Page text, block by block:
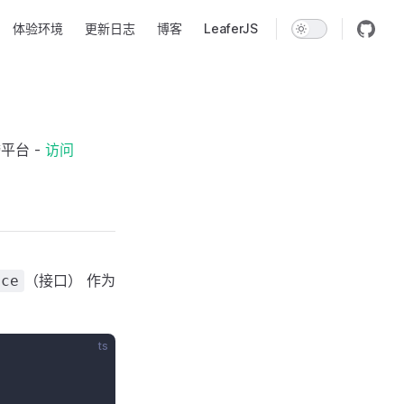
体验环境 更新日志 博客 LeaferJS
台 - 访问
（接口） 作为
ts